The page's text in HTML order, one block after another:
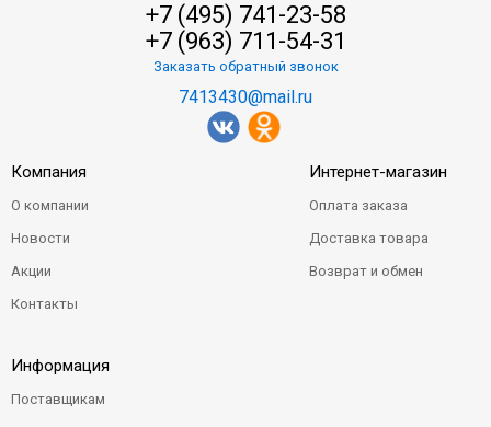
+7 (495) 741-23-58
+7 (963) 711-54-31
Заказать обратный звонок
7413430@mail.ru
Компания
О компании
Новости
Акции
Контакты
Интернет-магазин
Оплата заказа
Доставка товара
Возврат и обмен
Информация
Поставщикам